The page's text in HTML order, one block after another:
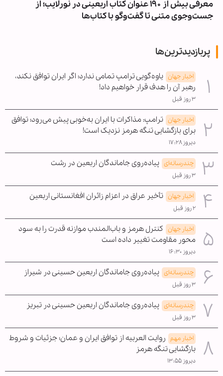
معرفی بیش از ۱۹۰ عنوان کتاب اربعینی در نورلایب؛ از
جست‌وجوی متنی تا گفت‌وگو با کتاب‌ها
پربازدیدترین‌ها
اخبار جهان یاوه‌گویی ترامپ تمامی ندارد؛ اگر ایران توافق نکند،
رهبر آن را هدف قرار خواهیم داد!
۳ روز قبل
اخبار جهان ترامپ: مذاکرات با ایران به‌خوبی پیش می‌رود؛ توافق
برای بازگشایی تنگه هرمز نزدیک است!
دیروز ۱۷:۲۸
چندرسانه‌ای پیاده‌روی جاماندگان اربعین در رشت
۳ روز قبل
اخبار جهان تأخیر عراق در اعزام زائران افغانستانی اربعین
۲ روز قبل
اخبار جهان کنترل هرمز و باب‌المندب موازنه قدرت را به سود
محور مقاومت تغییر داده است
دیروز ۱۶:۳۰
چندرسانه‌ای پیاده‌روی جاماندگان اربعین حسینی در شیراز
۳ روز قبل
چندرسانه‌ای پیاده‌روی جاماندگان اربعین حسینی در تبریز
۳ روز قبل
اخبار مهم روایت العربیه از توافق ایران و عمان؛ جزئیات و شروط
بازگشایی تنگه هرمز
دیروز ۱۳:۵۵